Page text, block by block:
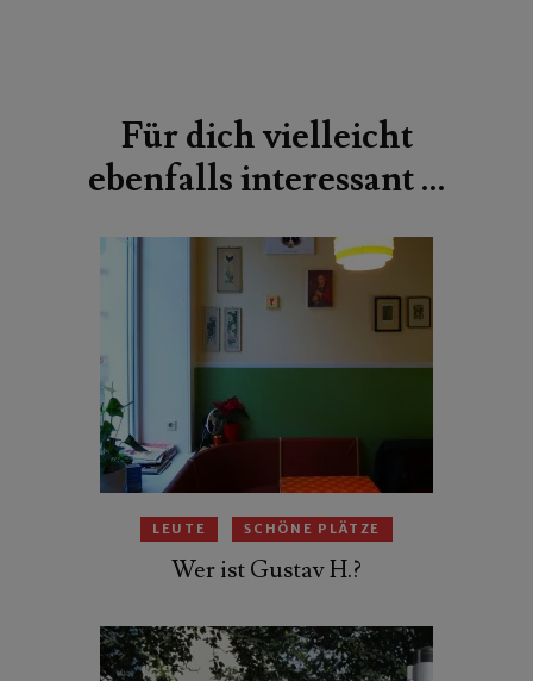
Für dich vielleicht
ebenfalls interessant …
LEUTE SCHÖNE PLÄTZE
Wer ist Gustav H.?